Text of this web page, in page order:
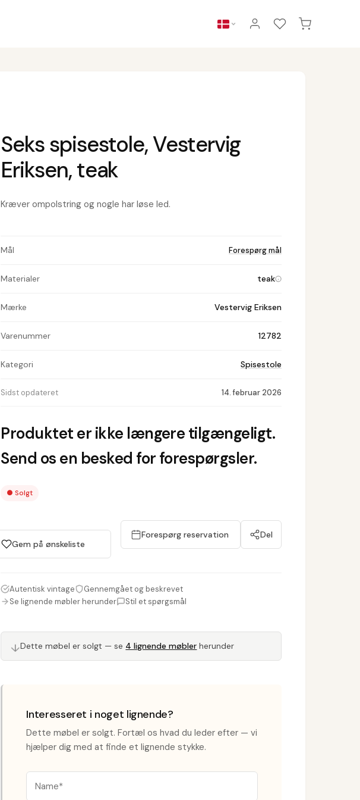
Seks spisestole, Vestervig
Eriksen, teak
Kræver ompolstring og nogle har løse led.
Mål Forespørg mål
Materialer teak
Mærke Vestervig Eriksen
Varenummer 12782
Kategori Spisestole
Sidst opdateret 14. februar 2026
Produktet er ikke længere tilgængeligt.
Send os en besked for forespørgsler.
●Solgt
Gem på ønskeliste
Forespørg reservation Del
Autentisk vintage
Gennemgået og beskrevet
Se lignende møbler herunder
Stil et spørgsmål
↓Dette møbel er solgt — se 4 lignende møbler herunder
Interesseret i noget lignende?
Dette møbel er solgt. Fortæl os hvad du leder efter — vi
hjælper dig med at finde et lignende stykke.